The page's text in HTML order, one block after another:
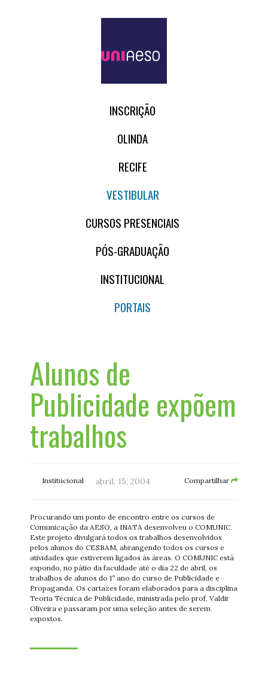
INSCRIÇÃO
OLINDA
RECIFE
VESTIBULAR
CURSOS PRESENCIAIS
PÓS-GRADUAÇÃO
INSTITUCIONAL
PORTAIS
Alunos de
Publicidade expõem
trabalhos
Institucional abril. 15, 2004 Compartilhar
Procurando um ponto de encontro entre os cursos de
Comunicação da AESO, a INATA desenvolveu o COMUNIC.
Este projeto divulgará todos os trabalhos desenvolvidos
pelos alunos do CESBAM, abrangendo todos os cursos e
atividades que estiverem ligados às áreas. O COMUNIC está
expondo, no pátio da faculdade até o dia 22 de abril, os
trabalhos de alunos do 1º ano do curso de Publicidade e
Propaganda. Os cartazes foram elaborados para a disciplina
Teoria Técnica de Publicidade, ministrada pelo prof. Valdir
Oliveira e passaram por uma seleção antes de serem
expostos.